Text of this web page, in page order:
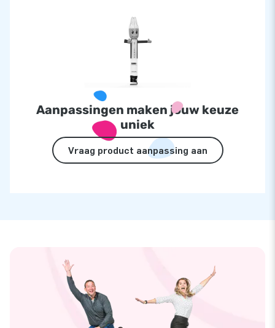
Aanpassingen maken jouw keuze
uniek
Vraag product aanpassing aan